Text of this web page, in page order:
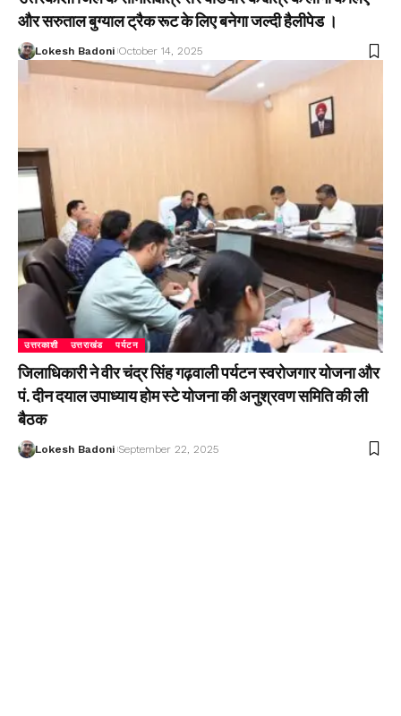
और सरुताल बुग्याल ट्रैक रूट के लिए बनेगा जल्दी हैलीपेड ।
Lokesh Badoni October 14, 2025
उत्तरकाशी उत्तराखंड पर्यटन
जिलाधिकारी ने वीर चंद्र सिंह गढ़वाली पर्यटन स्वरोजगार योजना और
पं. दीन दयाल उपाध्याय होम स्टे योजना की अनुश्रवण समिति की ली
बैठक
Lokesh Badoni September 22, 2025